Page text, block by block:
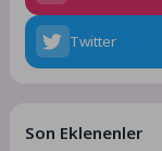
Twitter
Son Eklenenler